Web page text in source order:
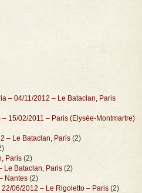
– 04/11/2012 – Le Bataclan, Paris
15/02/2011 – Paris (Elysée-Montmartre)
– Le Bataclan, Paris (2)
Paris (2)
Le Bataclan, Paris (2)
Nantes (2)
06/2012 – Le Rigoletto – Paris (2)